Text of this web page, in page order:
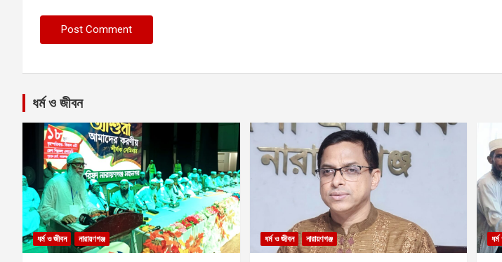
ধর্ম ও জীবন
ধর্ম ও জীবন নারায়ণগঞ্জ ধর্ম ও জীবন নারায়ণগঞ্জ